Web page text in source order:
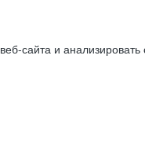
сайта и анализировать